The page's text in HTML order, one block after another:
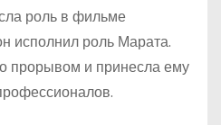
роль в фильме
исполнил роль Марата.
прорывом и принесла ему